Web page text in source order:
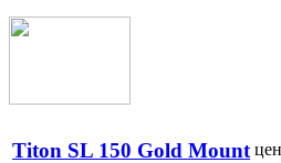
Titon SL 150 Gold Mount